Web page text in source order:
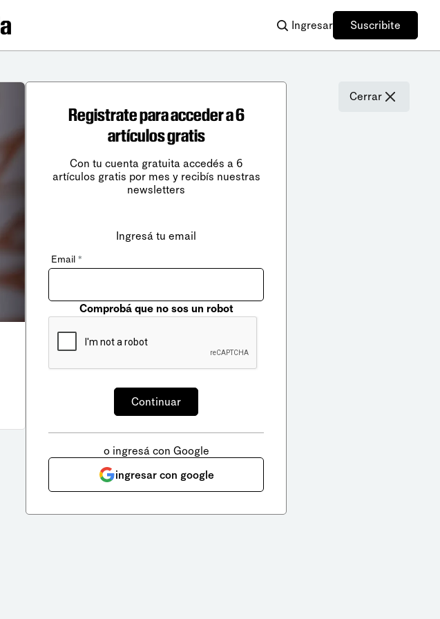
Ingresar Suscribite
Cerrar
Registrate para acceder a 6
artículos gratis
Con tu cuenta gratuita accedés a 6
artículos gratis por mes y recibís nuestras
newsletters
Ingresá tu email
Email *
Comprobá que no sos un robot
o ingresá con Google
ingresar con google